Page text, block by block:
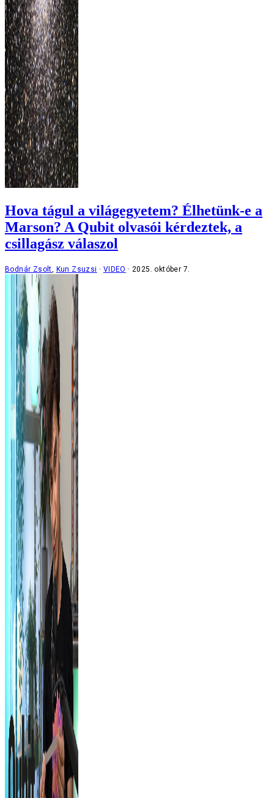
Hova tágul a világegyetem? Élhetünk-e a
Marson? A Qubit olvasói kérdeztek, a
csillagász válaszol
Bodnár Zsolt Kun Zsuzsi VIDEO 2025. október 7.